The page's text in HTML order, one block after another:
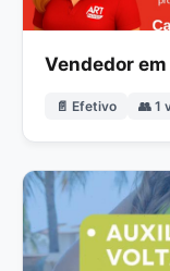
Vendedor
📄 Efetivo 👥 1